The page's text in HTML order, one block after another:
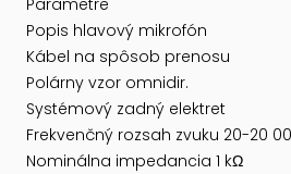
Parametre
Popis hlavový mikrofón
Kábel na spôsob prenosu
Polárny vzor omnidir.
Systémový zadný elektret
Frekvenčný rozsah zvuku 20-20
Nominálna impedancia 1 kΩ